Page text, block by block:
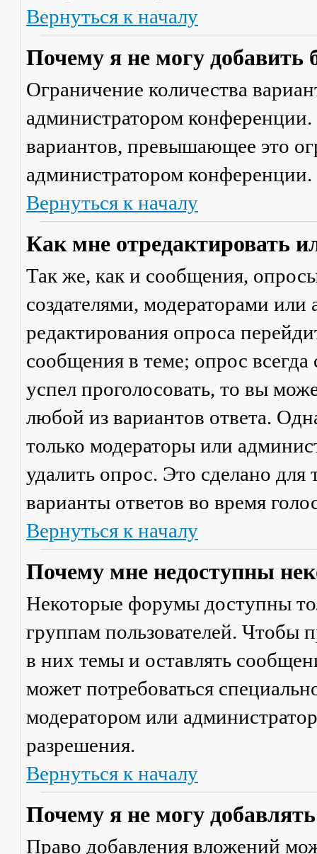
Вернуться к началу
Почему я не могу добавить
Ограничение количества
администратором
вариантов, превышающее это
администратором конференции.
Вернуться к началу
Как мне отредактировать
Так же, как и сообщения,
создателями, модераторами
редактирования опроса
сообщения в теме; опрос
успел проголосовать, то вы
любой из вариантов ответа.
только модераторы или
удалить опрос. Это сделано для
варианты ответов во время
Вернуться к началу
Почему мне недоступны
Некоторые форумы доступны
группам пользователей. Чтобы
в них темы и оставлять
может потребоваться
модератором или
разрешения.
Вернуться к началу
Почему я не могу
Право добавления вложений